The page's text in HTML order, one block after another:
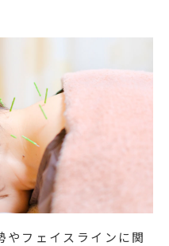
やフェイスラインに関